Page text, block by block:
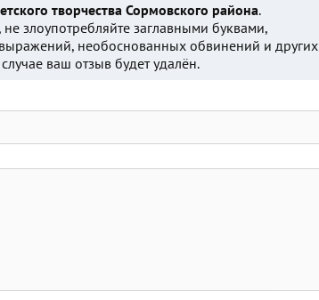
творчества Сормовского района.
злоупотребляйте заглавными буквами,
необоснованных обвинений и других
ваш отзыв будет удалён.